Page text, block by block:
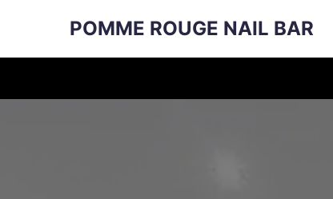
POMME ROUGE NAIL BAR